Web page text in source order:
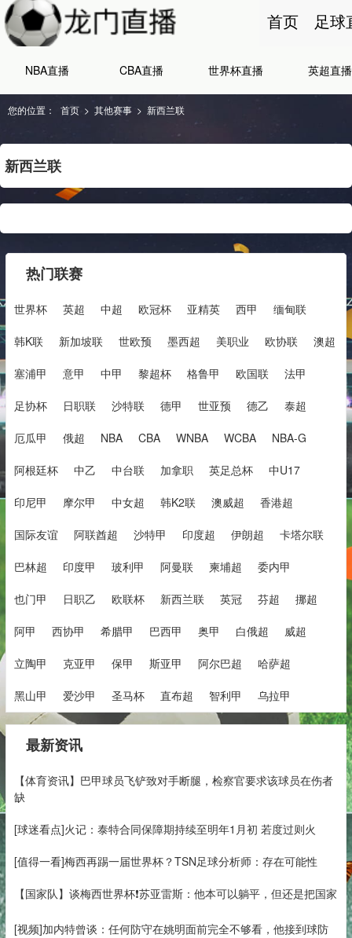
首页 足球
NBA直播 CBA直播 世界杯直播 英超直播
您的位置： 首页 > 其他赛事 > 新西兰联
新西兰联
热门联赛
世界杯 英超 中超 欧冠杯 亚精英 西甲 缅甸联
韩K联 新加坡联 世欧预 墨西超 美职业 欧协联 澳超
塞浦甲 意甲 中甲 黎超杯 格鲁甲 欧国联 法甲
足协杯 日职联 沙特联 德甲 世亚预 德乙 泰超
厄瓜甲 俄超 NBA CBA WNBA WCBA NBA-G
阿根廷杯 中乙 中台联 加拿职 英足总杯 中U17
印尼甲 摩尔甲 中女超 韩K2联 澳威超 香港超
国际友谊 阿联酋超 沙特甲 印度超 伊朗超 卡塔尔联
巴林超 印度甲 玻利甲 阿曼联 柬埔超 委内甲
也门甲 日职乙 欧联杯 新西兰联 英冠 芬超 挪超
阿甲 西协甲 希腊甲 巴西甲 奥甲 白俄超 威超
立陶甲 克亚甲 保甲 斯亚甲 阿尔巴超 哈萨超
黑山甲 爱沙甲 圣马杯 直布超 智利甲 乌拉甲
最新资讯
【体育资讯】巴甲球员飞铲致对手断腿，检察官要求该球员在伤者
缺
[球迷看点]火记：泰特合同保障期持续至明年1月初 若度过则火
[值得一看]梅西再踢一届世界杯？TSN足球分析师：存在可能性
【国家队】谈梅西世界杯❗苏亚雷斯：他本可以躺平，但还是把国家
[视频]加内特曾谈：任何防守在姚明面前完全不够看，他接到球防